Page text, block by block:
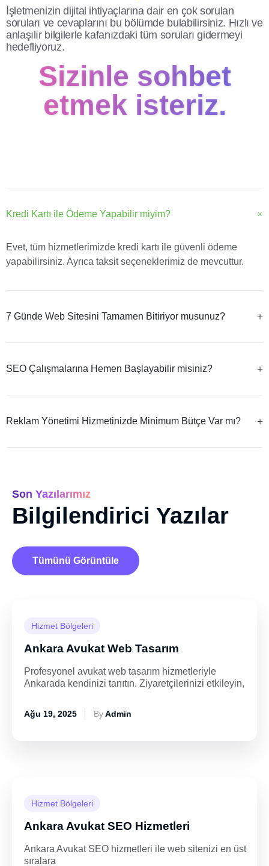
İşletmenizin dijital ihtiyaçlarına dair en çok sorulan
soruları ve cevaplarını bu bölümde bulabilirsiniz. Hızlı ve
anlaşılır bilgilerle kafanızdaki tüm soruları gidermeyi
hedefliyoruz.
Sizinle sohbet
etmek isteriz.
Kredi Kartı ile Ödeme Yapabilir miyim?
Evet, tüm hizmetlerimizde kredi kartı ile güvenli ödeme
yapabilirsiniz. Ayrıca taksit seçeneklerimiz de mevcuttur.
7 Günde Web Sitesini Tamamen Bitiriyor musunuz?
SEO Çalışmalarına Hemen Başlayabilir misiniz?
Reklam Yönetimi Hizmetinizde Minimum Bütçe Var mı?
Son Yazılarımız
Bilgilendirici Yazılar
Tümünü Görüntüle
Hizmet Bölgeleri
Ankara Avukat Web Tasarım
Profesyonel avukat web tasarım hizmetleriyle
Ankarada kendinizi tanıtın. Ziyaretçilerinizi etkileyin,
Ağu 19, 2025 ByAdmin
Hizmet Bölgeleri
Ankara Avukat SEO Hizmetleri
Ankara Avukat SEO hizmetleri ile web sitenizi en üst
sıralara